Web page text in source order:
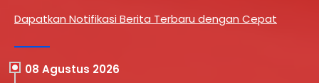
Dapatkan Notifikasi Berita Terbaru dengan Cepat
08 Agustus 2026